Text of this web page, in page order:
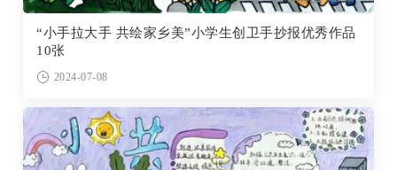
“小手拉大手 共绘家乡美”小学生创卫手抄报优秀作品
10张
2024-07-08